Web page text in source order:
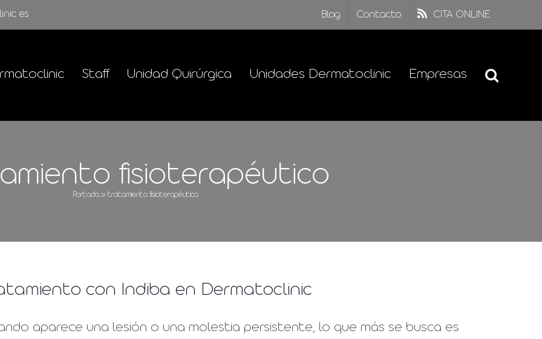
Blog Contacto CITA ONLINE
Staff Unidad Quirúrgica Unidades Dermatoclinic Empresas
fisioterapéutico
Portada » tratamiento fisioterapéutico
con Indiba en Dermatoclinic
aparece una lesión o una molestia persistente, lo que más se busca es